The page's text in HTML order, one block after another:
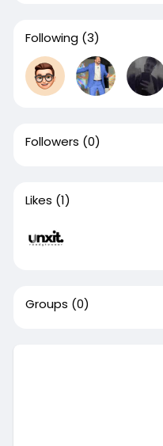
Following (3)
Followers (0)
Likes (1)
Groups (0)